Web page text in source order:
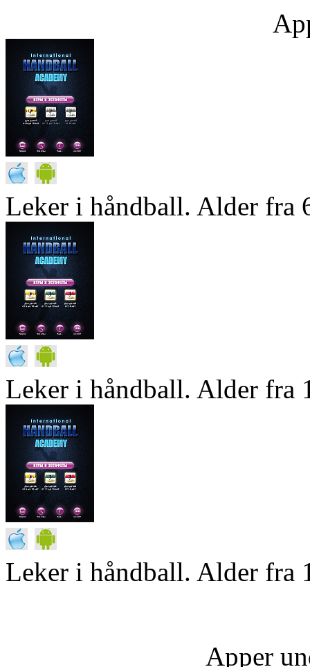
Leker i håndball. Alder fra
Leker i håndball. Alder fra
Leker i håndball. Alder fra
Apper